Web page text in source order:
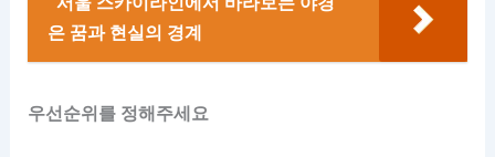
은 꿈과 현실의 경계
우선순위를 정해주세요